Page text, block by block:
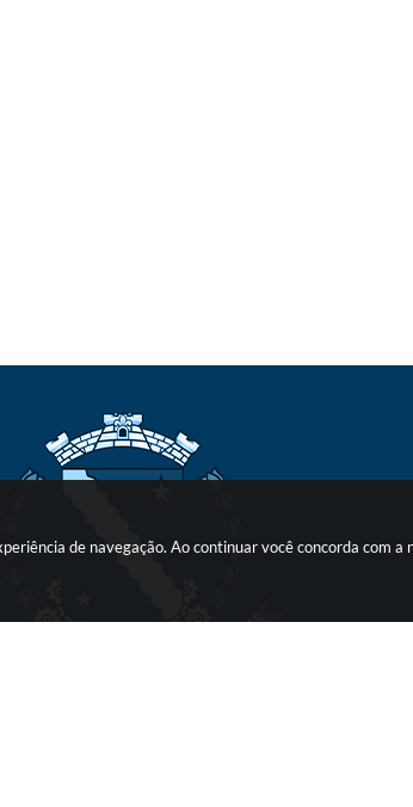
de navegação. Ao continuar você concorda com a